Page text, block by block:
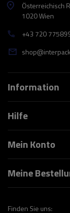
Österreichisch
1020 Wien
+43 720
Information
Hilfe
Mein Konto
Meine
Finden Sie uns: